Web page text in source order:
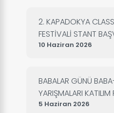
2. KAPADOKYA
FESTİVALİ STANT
10 Haziran 2026
BABALAR GÜNÜ
YARIŞMALARI KATILIM
5 Haziran 2026